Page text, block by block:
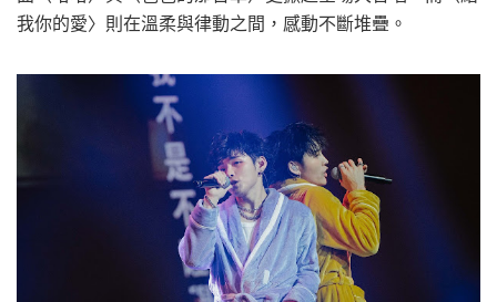
我你的愛〉則在溫柔與律動之間，感動不斷堆疊。